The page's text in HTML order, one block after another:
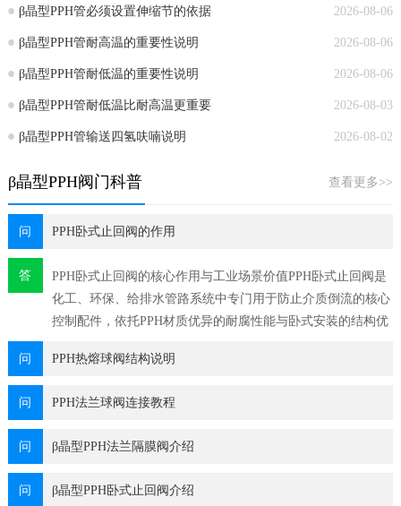
等特性。
2026-08-06
β晶型PPH管必须设置伸缩节的依据
2026-08-06
β晶型PPH管耐高温的重要性说明
2026-08-06
β晶型PPH管耐低温的重要性说明
2026-08-03
β晶型PPH管耐低温比耐高温更重要
2026-08-02
β晶型PPH管输送四氢呋喃说明
查看更多>>
β晶型PPH阀门科普
问 PPH卧式止回阀的作用
答
PPH卧式止回阀的核心作用与工业场景价值PPH卧式止回阀是
化工、环保、给排水管路系统中专门用于防止介质倒流的核心
控制配件，依托PPH材质优异的耐腐性能与卧式安装的结构优
装受空间限制的行业痛点，是保
问 PPH热熔球阀结构说明
问 PPH法兰球阀连接教程
问 β晶型PPH法兰隔膜阀介绍
问 β晶型PPH卧式止回阀介绍